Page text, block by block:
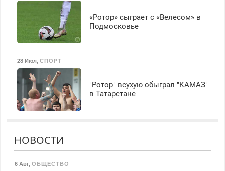
«Ротор» сыграет с «Велесом» в
Подмосковье
28 Июл, СПОРТ
"Ротор" всухую обыграл "КАМАЗ"
в Татарстане
НОВОСТИ
6 Авг, ОБЩЕСТВО